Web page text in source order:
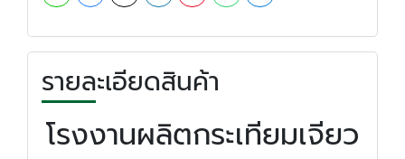
รายละเอียดสินค้า
โรงงานผลิตกระเทียมเจียว